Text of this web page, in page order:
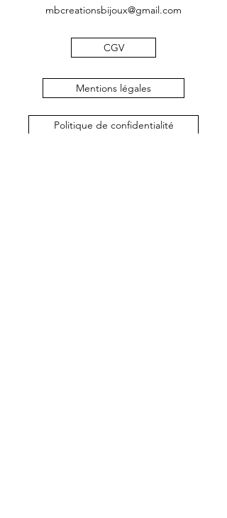
mbcreationsbijoux@gmail.com
CGV
Mentions légales
Politique de confidentialité